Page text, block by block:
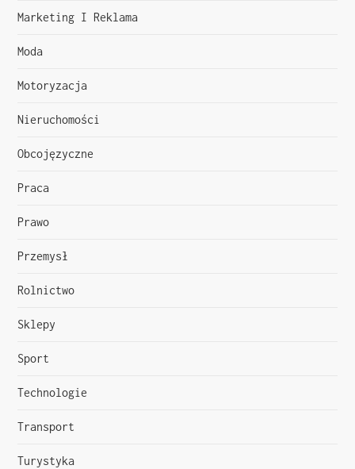
p
i
s
u
Marketing I Reklama
Moda
Motoryzacja
Nieruchomości
Obcojęzyczne
Praca
Prawo
Przemysł
Rolnictwo
Sklepy
Sport
Technologie
Transport
Turystyka